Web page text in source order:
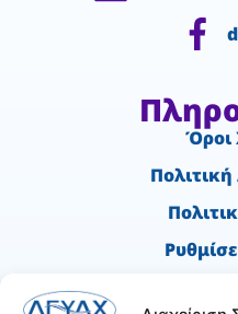
Όροι